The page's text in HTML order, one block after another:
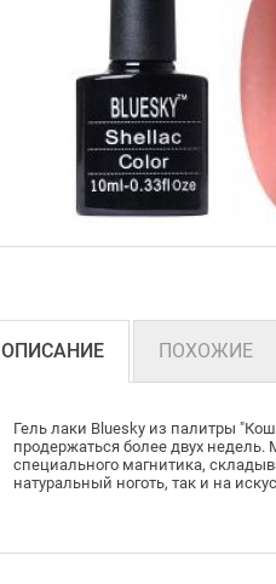
ОПИСАНИЕ ПОХОЖИЕ
Гель лаки Bluesky из палитры
продержаться более двух
специального магнитика,
натуральный ноготь, так и на